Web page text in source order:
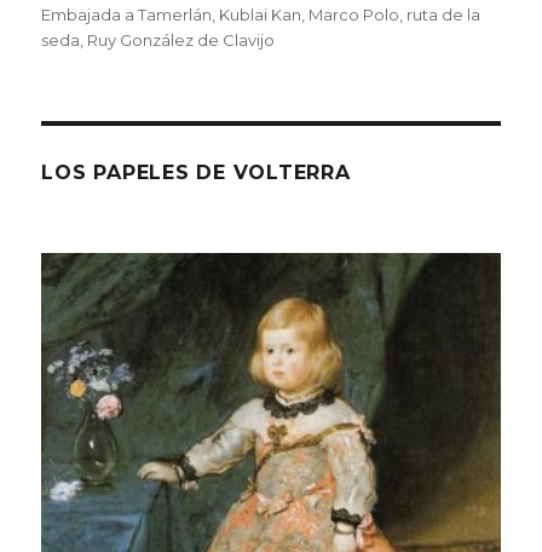
el
Embajada a Tamerlán, Kublai Kan, Marco Polo, ruta de la
seda, Ruy González de Clavijo
LOS PAPELES DE VOLTERRA